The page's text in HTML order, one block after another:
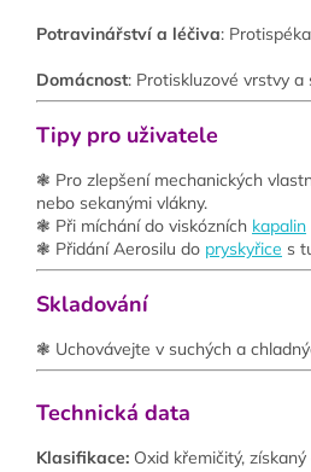
Potravinářství a léčiva:
Domácnost: Protiskluzové vrstvy
Tipy pro uživatele
❃ Pro zlepšení mechanických
nebo sekanými vlákny.
❃ Při míchání do viskózních kapalin
❃ Přidání Aerosilu do pryskyřice s
Skladování
❃ Uchovávejte v suchých a
Technická data
Klasifikace: Oxid křemičitý,